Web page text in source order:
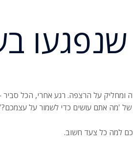
ומחליק על הרצפה. רגע אחרי, הכל
'מה אתם עושים כדי לשמור על
למה כל צעד חשוב.